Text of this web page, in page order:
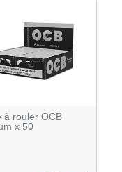
à rouler OCB
x 50